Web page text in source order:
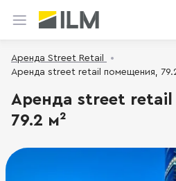
Аренда Street Retail
Аренда street retail помещения,
Аренда street
79.2 м²